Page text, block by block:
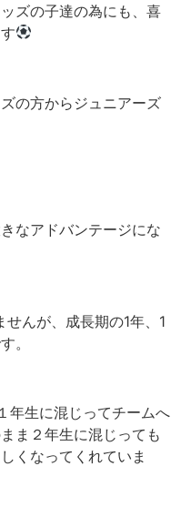
ズの子達の為にも、喜
の方からジュニアーズ
なアドバンテージにな
んが、成長期の1年、1
。
年生に混じってチームへ
ま２年生に混じっても
くなってくれていま